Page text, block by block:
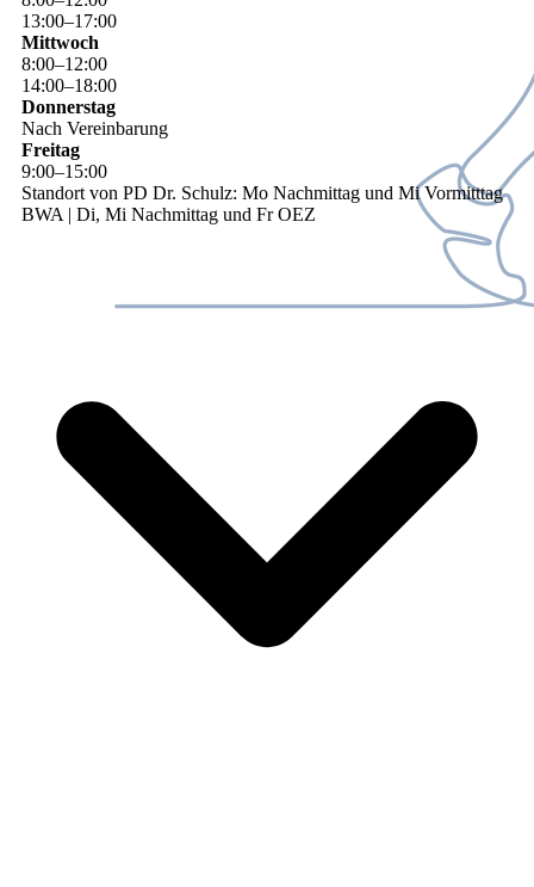
13:00–17:00
Mittwoch
8:00–12:00
14:00–18:00
Donnerstag
Nach Vereinbarung
Freitag
9:00–15:00
Standort von PD Dr. Schulz: Mo Nachmittag und Mi Vormitttag
BWA | Di, Mi Nachmittag und Fr OEZ